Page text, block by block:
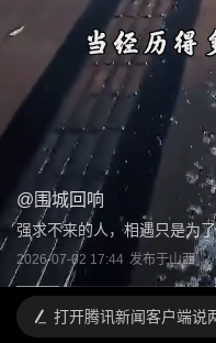
@ 围城回响
强求不来的人，相遇只是为
2026-07-02 17:44 发布于山西
打开腾讯新闻客户端说